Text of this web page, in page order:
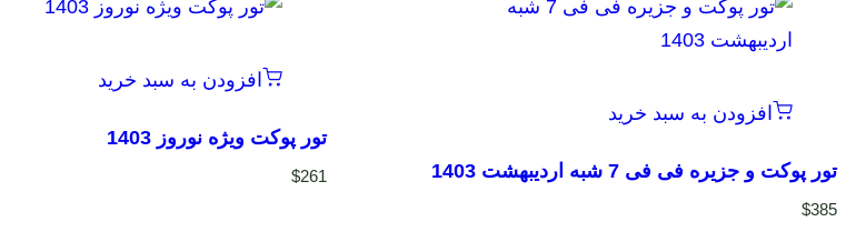
افزودن به سبد خرید
تور پوکت و جزیره فی فی 7 شبه اردیبهشت 1403
$385
افزودن به سبد خرید
تور پوکت ویژه نوروز 1403
$261